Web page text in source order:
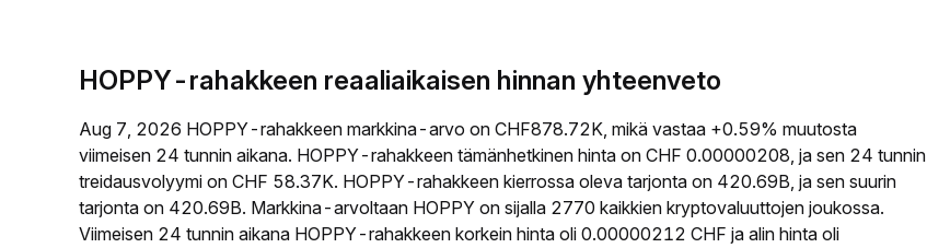
HOPPY-rahakkeen reaaliaikaisen hinnan yhteenveto
Aug 7, 2026 HOPPY-rahakkeen markkina-arvo on CHF878.72K, mikä vastaa +0.59% muutosta
viimeisen 24 tunnin aikana. HOPPY-rahakkeen tämänhetkinen hinta on CHF 0.00000208, ja sen 24 tunnin
treidausvolyymi on CHF 58.37K. HOPPY-rahakkeen kierrossa oleva tarjonta on 420.69B, ja sen suurin
tarjonta on 420.69B. Markkina-arvoltaan HOPPY on sijalla 2770 kaikkien kryptovaluuttojen joukossa.
Viimeisen 24 tunnin aikana HOPPY-rahakkeen korkein hinta oli 0.00000212 CHF ja alin hinta oli